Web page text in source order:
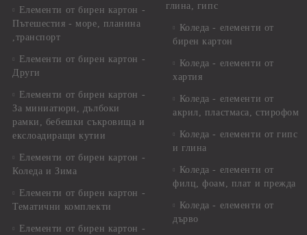
Елементи от бирен картон -
Пътешестия - море, планина
,транспорт
Елементи от бирен картон -
Други
Елементи от бирен картон -
За миниатюри, дълбоки
рамки, бебешки съкровища и
екслоадиращи кутии
Елементи от бирен картон -
Коледа и Зима
Елементи от бирен картон -
Тематични комплекти
Елементи от бирен картон -
глина, гипс
Коледа - елементи от
бирен картон
Коледа - елементи от
хартия
Коледа - елементи от
акрил, пластмаса, стирофом
Коледа - елементи от гипс
и глина
Коледа - елементи от
филц, фоам, плат и прежда
Коледа - елементи от
дърво